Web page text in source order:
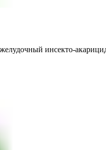
инсекто-